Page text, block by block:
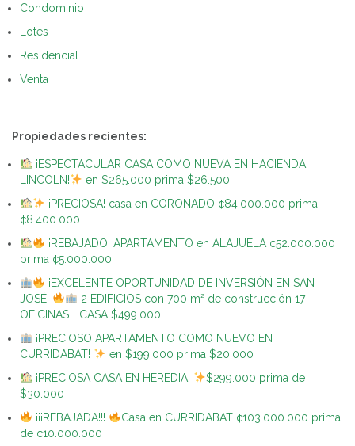
Condominio
Lotes
Residencial
Venta
Propiedades recientes:
¡ESPECTACULAR CASA COMO NUEVA EN HACIENDA
LINCOLN!
en $265.000 prima $26.500
¡PRECIOSA! casa en CORONADO ¢84.000.000 prima
¢8.400.000
¡REBAJADO! APARTAMENTO en ALAJUELA ¢52.000.000
prima ¢5.000.000
¡EXCELENTE OPORTUNIDAD DE INVERSIÓN EN SAN
JOSÉ!
2 EDIFICIOS con 700 m² de construcción 17
OFICINAS + CASA $499.000
¡PRECIOSO APARTAMENTO COMO NUEVO EN
CURRIDABAT!
en $199.000 prima $20.000
¡PRECIOSA CASA EN HEREDIA!
$299.000 prima de
$30.000
¡¡¡REBAJADA!!!
Casa en CURRIDABAT ¢103.000.000 prima
de ¢10.000.000